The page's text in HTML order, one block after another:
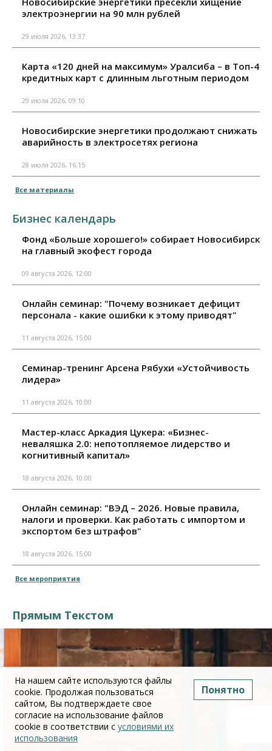
электроэнергии на 90 млн рублей
29 июля 2026, 13:37
Карта «120 дней на максимум» Уралсиба – в Топ-4
кредитных карт с длинным льготным периодом
29 июля 2026, 09:10
Новосибирские энергетики продолжают снижать
аварийность в электросетях региона
28 июля 2026, 16:15
Все материалы
Бизнес календарь
Фонд «Больше хорошего!» собирает Новосибирск
на главный экофест города
09 августа 2026, 12:00
Онлайн семинар: "Почему возникает дефицит
персонала - какие ошибки к этому приводят"
11 августа 2026, 15:00
Семинар-тренинг Арсена Рябухи «Устойчивость
лидера»
11 августа 2026, 10:00
Мастер-класс Аркадия Цукера: «Бизнес-
неваляшка 2.0: непотопляемое лидерство и
когнитивный капитал»
18 августа 2026, 10:00
Онлайн семинар: "ВЭД – 2026. Новые правила,
налоги и проверки. Как работать с импортом и
экспортом без штрафов"
18 августа 2026, 15:00
Все мероприятия
Прямым Текстом
На нашем сайте используются файлы
cookie. Продолжая пользоваться
сайтом, Вы подтверждаете свое
согласие на использование файлов
cookie в соответствии с условиями их
использования
Понятно